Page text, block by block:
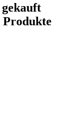
Produkte